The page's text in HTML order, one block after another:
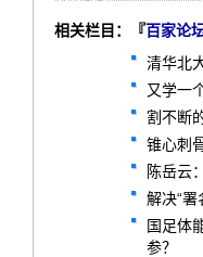
相关栏目：『百家论
清华北
又学一
割不断
锥心刺
陈岳云
解决“署
国足体
参？